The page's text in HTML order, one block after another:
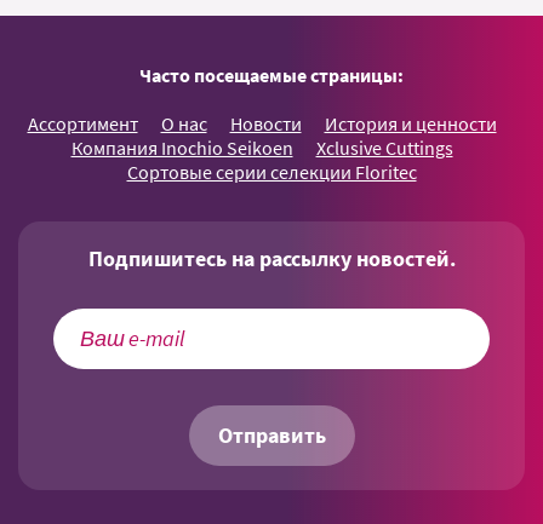
Часто посещаемые страницы:
Ассортимент О нас Новости
История и ценности
Компания Inochio Seikoen
Xclusive Cuttings
Сортовые серии селекции Floritec
Подпишитесь на рассылку новостей.
Отправить